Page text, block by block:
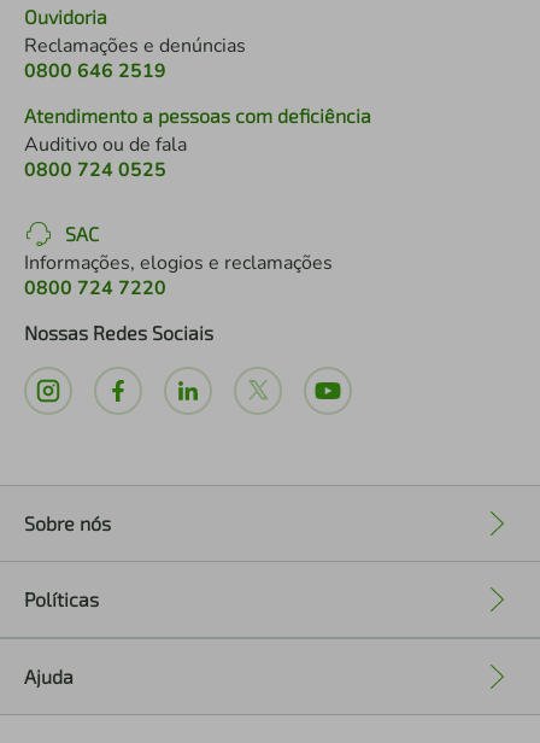
Ouvidoria
Reclamações e denúncias
0800 646 2519
Atendimento a pessoas com deficiência
Auditivo ou de fala
0800 724 0525
SAC
Informações, elogios e reclamações
0800 724 7220
Nossas Redes Sociais
Sobre nós
Políticas
Ajuda